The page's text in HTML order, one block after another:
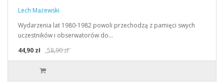
Lech Mażewski
Wydarzenia lat 1980-1982 powoli przechodzą z pamięci swych
uczestników i obserwatorów do…
44,90 zł
58,90 zł